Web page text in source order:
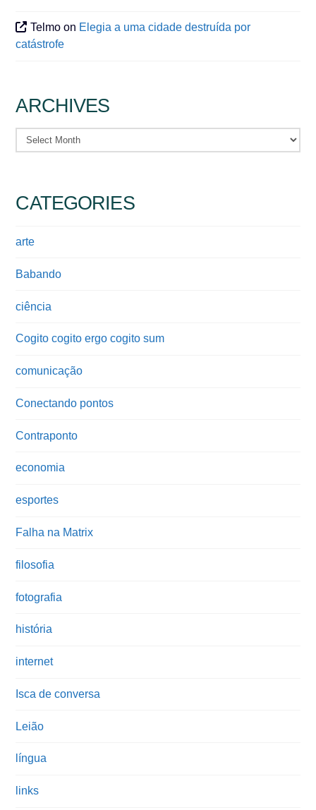
Telmo on Elegia a uma cidade destruída por
catástrofe
ARCHIVES
Archives
CATEGORIES
arte
Babando
ciência
Cogito cogito ergo cogito sum
comunicação
Conectando pontos
Contraponto
economia
esportes
Falha na Matrix
filosofia
fotografia
história
internet
Isca de conversa
Leião
língua
links